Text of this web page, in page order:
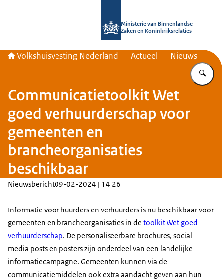
Ministerie van Binnenlandse
Zaken en Koninkrijksrelaties
Volkshuisvesting Nederland Actueel Nieuws
Communicatietoolkit Wet
goed verhuurderschap voor
gemeenten en
brancheorganisaties
beschikbaar
Nieuwsbericht09-02-2024 | 14:26
Informatie voor huurders en verhuurders is nu beschikbaar voor
gemeenten en brancheorganisaties in de toolkit Wet goed
verhuurderschap. De personaliseerbare brochures, social
media posts en posters zijn onderdeel van een landelijke
informatiecampagne. Gemeenten kunnen via de
communicatiemiddelen ook extra aandacht geven aan hun